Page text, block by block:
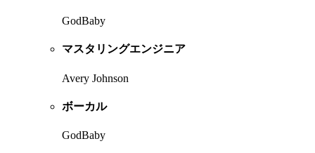
GodBaby
マスタリングエンジニア
Avery Johnson
ボーカル
GodBaby